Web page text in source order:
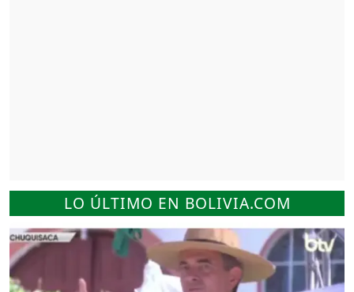
LO ÚLTIMO EN BOLIVIA.COM